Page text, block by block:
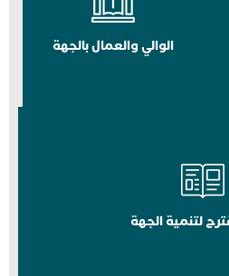
الوالي والعمال بالجهة
لتنمية الجهة